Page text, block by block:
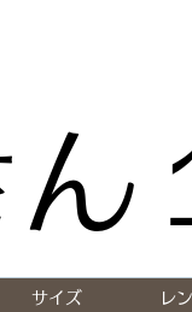
サイズ レ